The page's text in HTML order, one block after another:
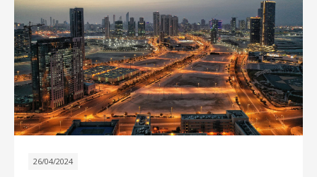
26/04/2024